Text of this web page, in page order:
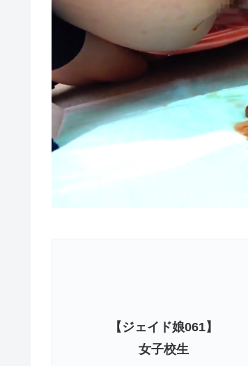
【ジェイド娘061】
女子校生